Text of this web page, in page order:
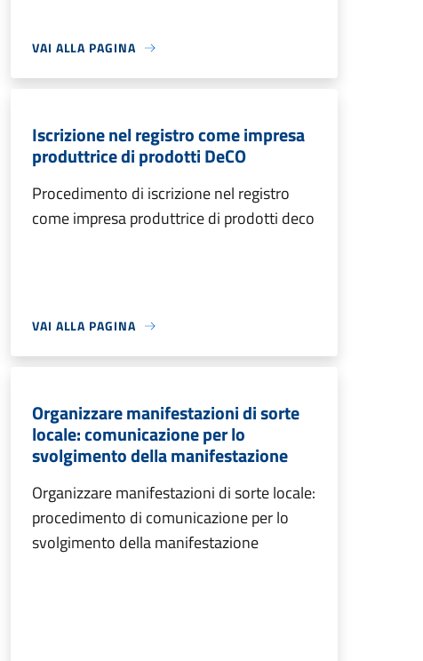
VAI ALLA PAGINA
Iscrizione nel registro come impresa
produttrice di prodotti DeCO
Procedimento di iscrizione nel registro
come impresa produttrice di prodotti deco
VAI ALLA PAGINA
Organizzare manifestazioni di sorte
locale: comunicazione per lo
svolgimento della manifestazione
Organizzare manifestazioni di sorte locale:
procedimento di comunicazione per lo
svolgimento della manifestazione